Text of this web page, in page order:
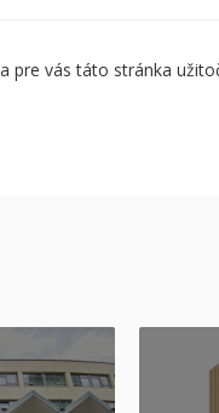
pre vás táto stránka